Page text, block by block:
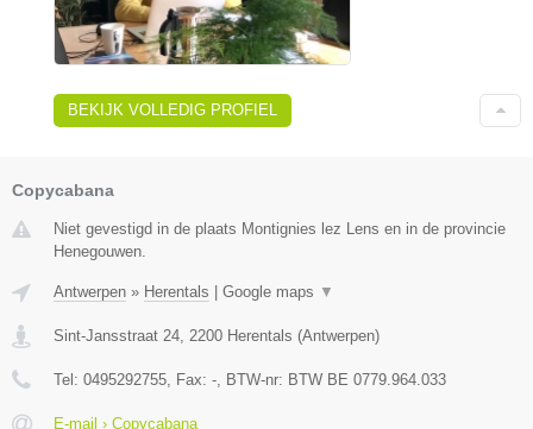
BEKIJK VOLLEDIG PROFIEL
Copycabana
Niet gevestigd in de plaats Montignies lez Lens en in de provincie
Henegouwen.
Antwerpen » Herentals Google maps ▼
Sint-Jansstraat 24 2200 Herentals (Antwerpen)
Tel: 0495292755 , Fax: - , BTW-nr: BTW BE 0779.964.033
E-mail › Copycabana